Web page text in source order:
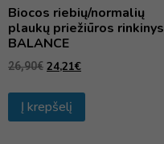
Biocos riebių/normalių
plaukų priežiūros rinkinys
BALANCE
26,90€ 24,21€
Į krepšelį